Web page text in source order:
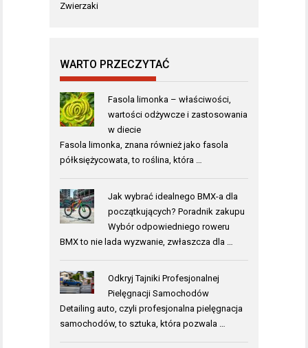
Zwierzaki
WARTO PRZECZYTAĆ
Fasola limonka – właściwości,
wartości odżywcze i zastosowania
w diecie
Fasola limonka, znana również jako fasola
półksiężycowata, to roślina, która …
Jak wybrać idealnego BMX-a dla
początkujących? Poradnik zakupu
Wybór odpowiedniego roweru
BMX to nie lada wyzwanie, zwłaszcza dla …
Odkryj Tajniki Profesjonalnej
Pielęgnacji Samochodów
Detailing auto, czyli profesjonalna pielęgnacja
samochodów, to sztuka, która pozwala …